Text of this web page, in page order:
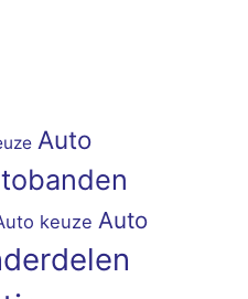
Auto
keuze Auto